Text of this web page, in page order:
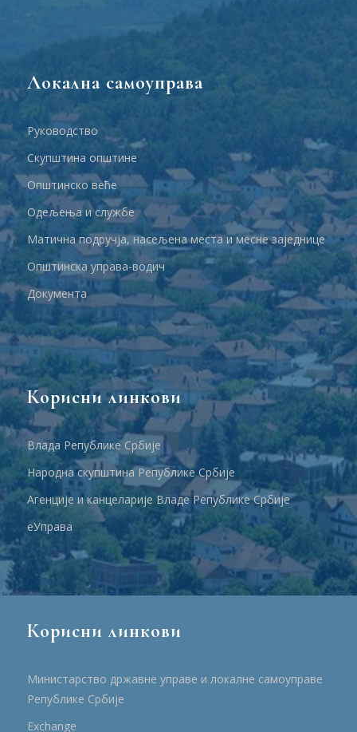
Локална самоуправа
Руководство
Скупштина општине
Општинско веће
Одељења и службе
Матична подручја, насељена места и месне заједнице
Општинска управа-водич
Документа
Корисни линкови
Влада Републике Србије
Народна скупштина Републике Србије
Агенције и канцеларије Владе Републике Србије
еУправа
Корисни линкови
Министарство државне управе и локалне самоуправе
Републике Србије
Еxchange